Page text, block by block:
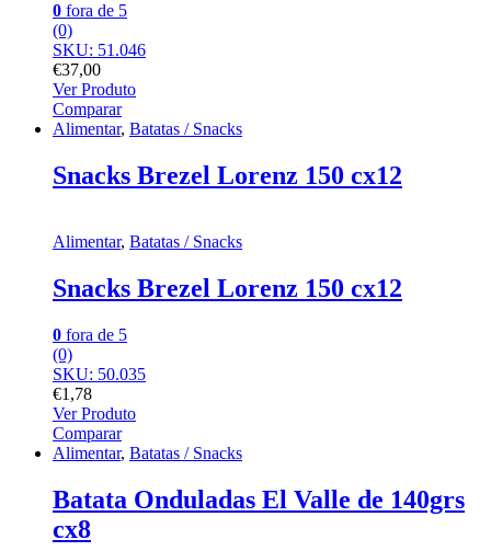
0 fora de 5
(0)
SKU: 51.046
€37,00
Ver Produto
Comparar
Alimentar, Batatas / Snacks
Snacks Brezel Lorenz 150 cx12
Alimentar, Batatas / Snacks
Snacks Brezel Lorenz 150 cx12
0 fora de 5
(0)
SKU: 50.035
€1,78
Ver Produto
Comparar
Alimentar, Batatas / Snacks
Batata Onduladas El Valle de 140grs
cx8